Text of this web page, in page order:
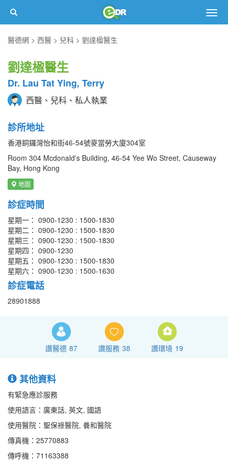
醫德網
西醫 兒科 劉達楹醫生
劉達楹醫生
Dr. Lau Tat Ying, Terry
西醫、兒科、私人執業
診所地址
香港銅鑼灣怡和街46-54號麥當勞大廈304室
Room 304 Mcdonald's Building, 46-54 Yee Wo Street, Causeway
Bay, Hong Kong
地圖
診症時間
星期一： 0900-1230 : 1500-1830
星期二： 0900-1230 : 1500-1830
星期三： 0900-1230 : 1500-1830
星期四： 0900-1230
星期五： 0900-1230 : 1500-1830
星期六： 0900-1230 : 1500-1630
診症電話
28901888
讚醫德 87 讚服務 38 讚環境 19
其他資料
有緊急應診服務
使用語言：廣東話, 英文, 國語
使用醫院：聖保祿醫院, 養和醫院
傳真機：25770883
傳呼機：71163388